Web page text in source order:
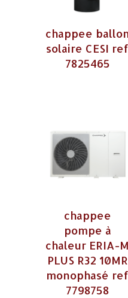
chappee
solaire CESI ref
7825465
chappee
pompe à
chaleur ERIA-M
PLUS R32 10MR
monophasé ref
7798758